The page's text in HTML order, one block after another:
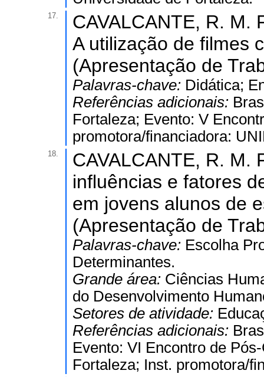
17.
CAVALCANTE, R. M.
A utilização de filmes
(Apresentação de
Palavras-chave: Didática;
Referências adicionais:
Fortaleza; Evento: V
promotora/financiadora:
18.
CAVALCANTE, R. M.
influências e fatores
em jovens alunos de
(Apresentação de
Palavras-chave: Escolha
Determinantes.
Grande área: Ciências
do Desenvolvimento
Setores de atividade:
Referências adicionais:
Evento: VI Encontro de
Fortaleza; Inst. promotora/